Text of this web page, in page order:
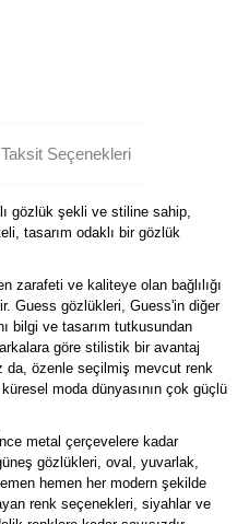
Taksit Seçenekleri
gözlük şekli ve stiline sahip,
tasarım odaklı bir gözlük
zarafeti ve kaliteye olan bağlılığı
Guess gözlükleri, Guess'in diğer
bilgi ve tasarım tutkusundan
göre stilistik bir avantaj
da, özenle seçilmiş mevcut renk
moda dünyasının çok güçlü
metal çerçevelere kadar
gözlükleri, oval, yuvarlak,
hemen her modern şekilde
renk seçenekleri, siyahlar ve